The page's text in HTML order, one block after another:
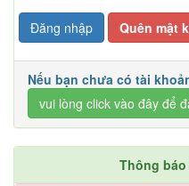
Đăng nhập Quên mật
Nếu bạn chưa có tài
vui lòng click vào đây để
Thông